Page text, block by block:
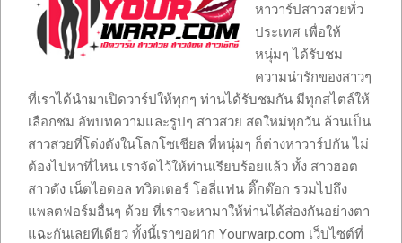
หาวาร์ปสาวสวยทั่ว
ประเทศ เพื่อให้
หนุ่มๆ ได้รับชม
ความน่ารักของสาวๆ
ที่เราได้นำมาเปิดวาร์ปให้ทุกๆ ท่านได้รับชมกัน มีทุกสไตล์ให้
เลือกชม อัพบทความและรูปๆ สาวสวย สดใหม่ทุกวัน ล้วนเป็น
สาวสวยที่โด่งดังในโลกโซเชียล ที่หนุ่มๆ ก็ต่างหาวาร์ปกัน ไม่
ต้องไปหาที่ไหน เราจัดไว้ให้ท่านเรียบร้อยแล้ว ทั้ง สาวฮอต
สาวดัง เน็ตไอดอล ทวิตเตอร์ โอลี่แฟน ติ๊กต๊อก รวมไปถึง
แพลตฟอร์มอื่นๆ ด้วย ที่เราจะหามาให้ท่านได้ส่องกันอย่างตา
แฉะกันเลยทีเดียว ทั้งนี้เราขอฝาก Yourwarp.com เว็บไซต์ที่